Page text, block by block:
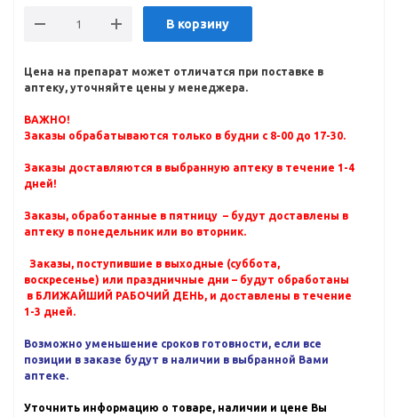
В корзину
Цена на препарат может отличатся при поставке в
аптеку, уточняйте цены у менеджера.
ВАЖНО!
Заказы обрабатываются только в будни с 8-00 до 17-30.
Заказы доставляются в выбранную аптеку в течение 1-4
дней!
Заказы, обработанные в пятницу – будут доставлены в
аптеку в понедельник или во вторник.
Заказы, поступившие в выходные (суббота,
воскресенье) или праздничные дни – будут обработаны
в БЛИЖАЙШИЙ РАБОЧИЙ ДЕНЬ, и доставлены в течение
1-3 дней.
Возможно уменьшение сроков готовности, если все
позиции в заказе будут в наличии в выбранной Вами
аптеке.
Уточнить информацию о товаре, наличии и цене Вы